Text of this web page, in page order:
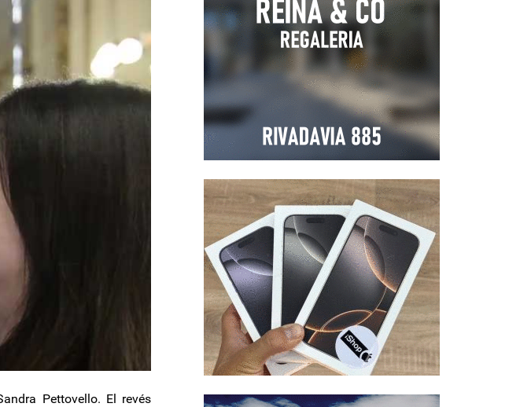
Pettovello. El revés